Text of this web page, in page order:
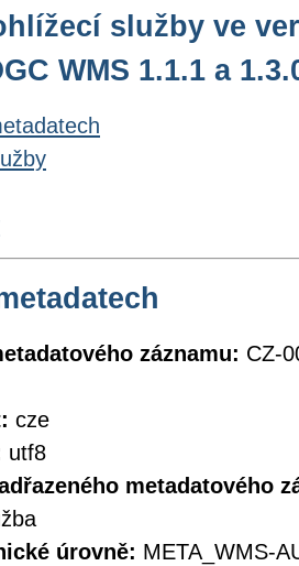
služby ve
WMS 1.1.1 a
záznamu: CZ-
cze
utf8
metadatového
úrovně: META_WMS-